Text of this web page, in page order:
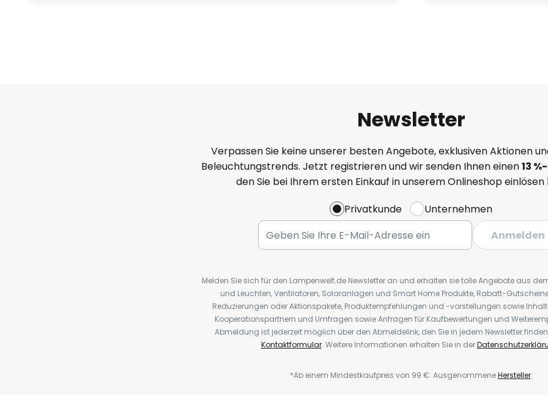
Newsletter
Verpassen Sie keine unserer besten Angebote, exklusiven Aktionen
Beleuchtungstrends. Jetzt registrieren und wir senden Ihnen einen13 %-
den Sie bei Ihrem ersten Einkauf in unserem Onlineshop einlösen
Privatkunde
Unternehmen
Anmelden
Melden Sie sich für den Lampenwelt.de Newsletter an und erhalten sie tolle Angebote aus
und Leuchten, Ventilatoren, Solaranlagen und Smart Home Produkte, Rabatt-
Reduzierungen oder Aktionspakete, Produktempfehlungen und -vorstellungen sowie
Kooperationspartnern und Umfragen sowie Anfragen für Kaufbewertungen und
Abmeldung ist jederzeit möglich über den Abmeldelink, den Sie in jedem Newsletter
Kontaktformular. Weitere Informationen erhalten Sie in der
*Ab einem Mindestkaufpreis von 99 €. AusgenommeneHersteller.